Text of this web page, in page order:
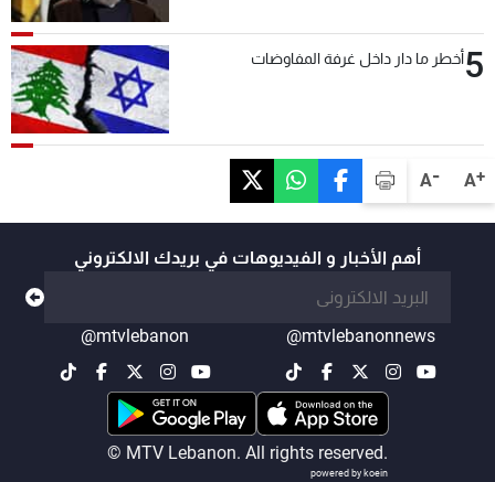
A+
A-
5أخطر ما دار داخل غرفة المفاوضات
أهم الأخبار و الفيديوهات في بريدك الالكتروني
@mtvlebanonnews
@mtvlebanon
© MTV Lebanon. All rights reserved.
powered by koein